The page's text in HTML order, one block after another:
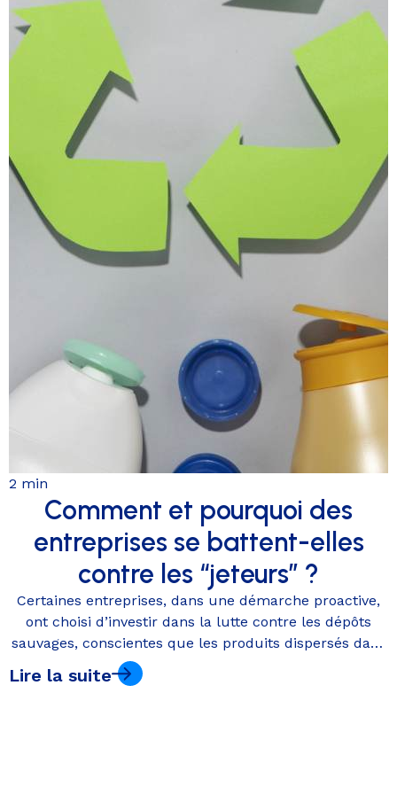
2 min
Comment et pourquoi des
entreprises se battent-elles
contre les “jeteurs” ?
Certaines entreprises, dans une démarche proactive,
ont choisi d’investir dans la lutte contre les dépôts
sauvages, conscientes que les produits dispersés dans
la nature sont sortis de leurs usines.
Lire la suite